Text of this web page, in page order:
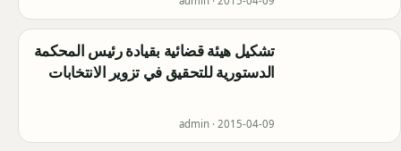
تشكيل هيئة قضائية بقيادة رئيس المحكمة
الدستورية للتحقيق في تزوير الانتخابات
admin · 2015-04-09